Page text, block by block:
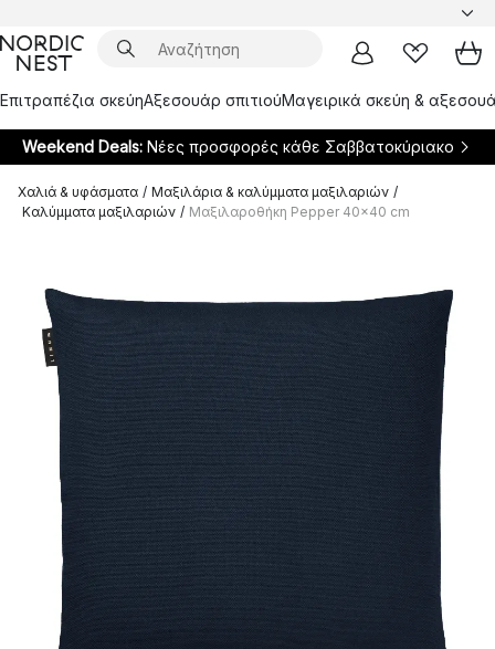
Επιτραπέζια σκεύηΑξεσουάρ σπιτιούΜαγειρικά σκεύη &
Weekend Deals: Νέες προσφορές κάθε Σαββατοκύριακο
Χαλιά & υφάσματα / Μαξιλάρια & καλύμματα μαξιλαριών /
Καλύμματα μαξιλαριών / Μαξιλαροθήκη Pepper 40x40 cm